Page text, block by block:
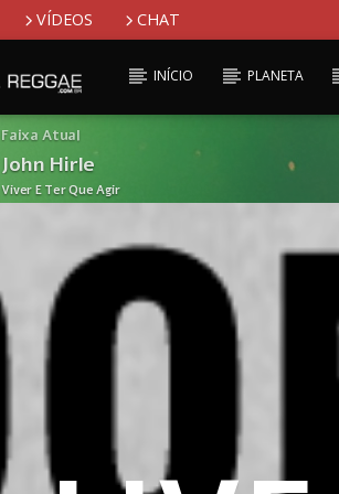
VÍDEOS CHAT
INÍCIO PLANETA
Faixa Atual
John Hirle
Viver E Ter Que Agir